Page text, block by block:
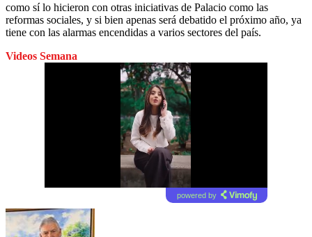
como sí lo hicieron con otras iniciativas de Palacio como las
reformas sociales, y si bien apenas será debatido el próximo año, ya
tiene con las alarmas encendidas a varios sectores del país.
Videos Semana
powered by